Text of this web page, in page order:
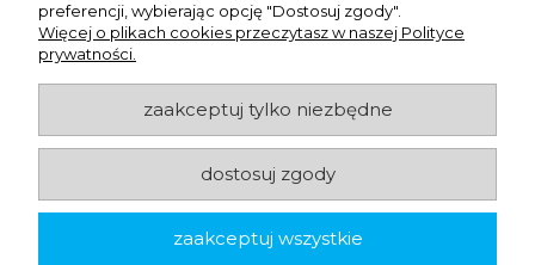
ulex.com.pl © 2026
Made with by
pokaż pełną wersję strony
preferencji, wybierając opcję "Dostosuj zgody".
Więcej o plikach cookies przeczytasz w naszej Polityce
prywatności.
zaakceptuj tylko niezbędne
dostosuj zgody
zaakceptuj wszystkie